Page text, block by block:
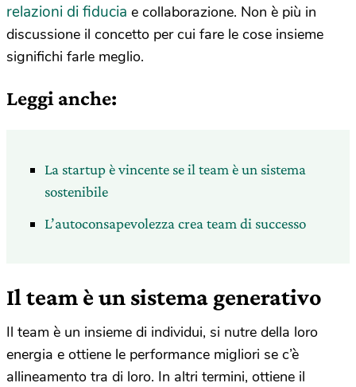
relazioni di fiducia e collaborazione. Non è più in
discussione il concetto per cui fare le cose insieme
significhi farle meglio.
Leggi anche:
La startup è vincente se il team è un sistema
sostenibile
L’autoconsapevolezza crea team di successo
Il team è un sistema generativo
Il team è un insieme di individui, si nutre della loro
energia e ottiene le performance migliori se c’è
allineamento tra di loro. In altri termini, ottiene il